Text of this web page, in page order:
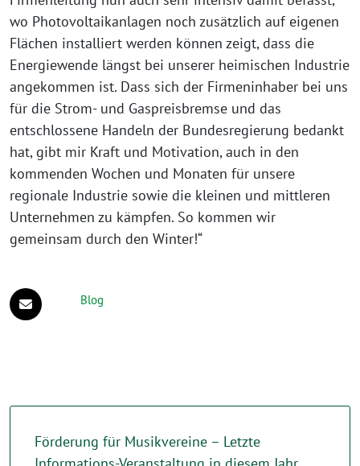
wo Photovoltaikanlagen noch zusätzlich auf eigenen
Flächen installiert werden können zeigt, dass die
Energiewende längst bei unserer heimischen Industrie
angekommen ist. Dass sich der Firmeninhaber bei uns
für die Strom- und Gaspreisbremse und das
entschlossene Handeln der Bundesregierung bedankt
hat, gibt mir Kraft und Motivation, auch in den
kommenden Wochen und Monaten für unsere
regionale Industrie sowie die kleinen und mittleren
Unternehmen zu kämpfen. So kommen wir
gemeinsam durch den Winter!“
Blog
Förderung für Musikvereine – Letzte